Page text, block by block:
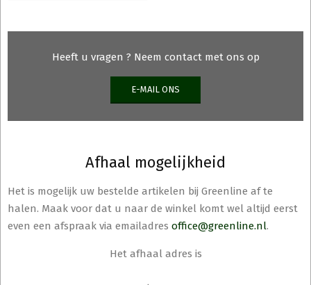
Heeft u vragen ? Neem contact met ons op
E-MAIL ONS
Afhaal mogelijkheid
Het is mogelijk uw bestelde artikelen bij Greenline af te
halen. Maak voor dat u naar de winkel komt wel altijd eerst
even een afspraak via emailadres office@greenline.nl.
Het afhaal adres is